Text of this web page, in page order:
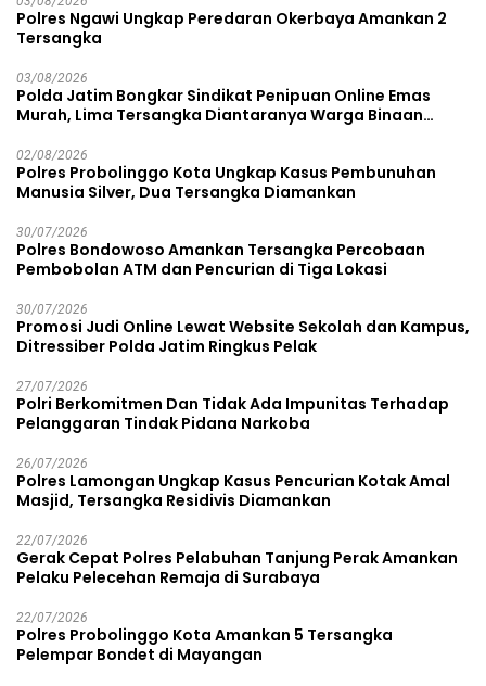
Polres Ngawi Ungkap Peredaran Okerbaya Amankan 2
Tersangka
03/08/2026
Polda Jatim Bongkar Sindikat Penipuan Online Emas
Murah, Lima Tersangka Diantaranya Warga Binaan
02/08/2026
Polres Probolinggo Kota Ungkap Kasus Pembunuhan
Manusia Silver, Dua Tersangka Diamankan
30/07/2026
Polres Bondowoso Amankan Tersangka Percobaan
Pembobolan ATM dan Pencurian di Tiga Lokasi
30/07/2026
Promosi Judi Online Lewat Website Sekolah dan Kampus,
Ditressiber Polda Jatim Ringkus Pelak
27/07/2026
Polri Berkomitmen Dan Tidak Ada Impunitas Terhadap
Pelanggaran Tindak Pidana Narkoba
26/07/2026
Polres Lamongan Ungkap Kasus Pencurian Kotak Amal
Masjid, Tersangka Residivis Diamankan
22/07/2026
Gerak Cepat Polres Pelabuhan Tanjung Perak Amankan
Pelaku Pelecehan Remaja di Surabaya
22/07/2026
Polres Probolinggo Kota Amankan 5 Tersangka
Pelempar Bondet di Mayangan